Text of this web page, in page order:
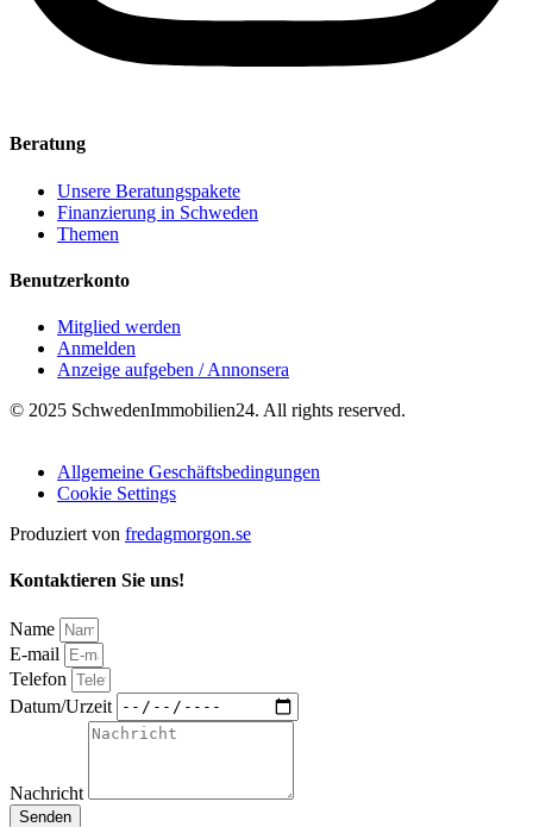
Beratung
Unsere Beratungspakete
Finanzierung in Schweden
Themen
Benutzerkonto
Mitglied werden
Anmelden
Anzeige aufgeben / Annonsera
© 2025 SchwedenImmobilien24. All rights reserved.
Allgemeine Geschäftsbedingungen
Cookie Settings
Produziert von fredagmorgon.se
Kontaktieren Sie uns!
Name
E-mail
Telefon
Datum/Urzeit
Nachricht
Senden